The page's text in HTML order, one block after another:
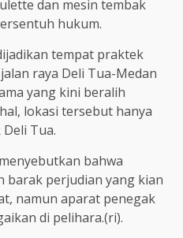
dan mesin tembak
hukum.
tempat praktek
raya Deli Tua-Medan
yang kini beralih
lokasi tersebut hanya
Tua.
bahwa
barak perjudian yang kian
namun aparat penegak
di pelihara.(ri).